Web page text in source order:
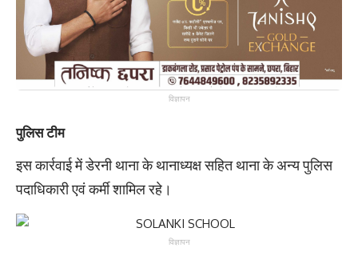
विज्ञापन
पुलिस टीम
इस कार्रवाई में डेरनी थाना के थानाध्यक्ष सहित थाना के अन्य पुलिस
पदाधिकारी एवं कर्मी शामिल रहे।
विज्ञापन